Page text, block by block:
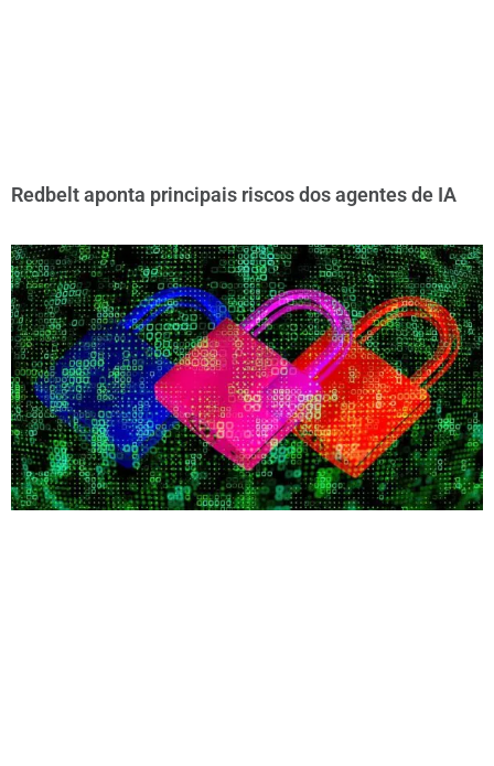
Redbelt aponta principais riscos dos agentes de IA